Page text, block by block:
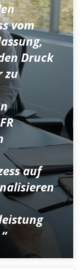
vom
Druck
zu
auf